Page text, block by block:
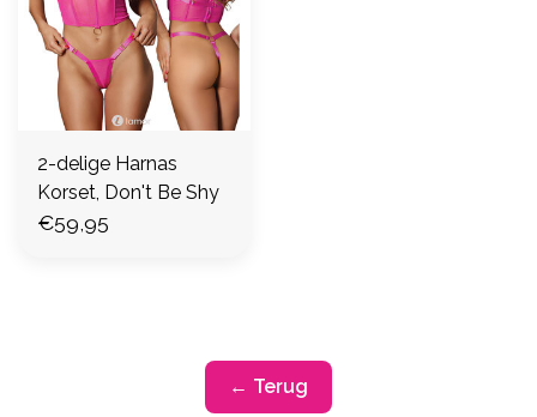
2-delige Harnas
Korset, Don't Be Shy
€59,95
← Terug